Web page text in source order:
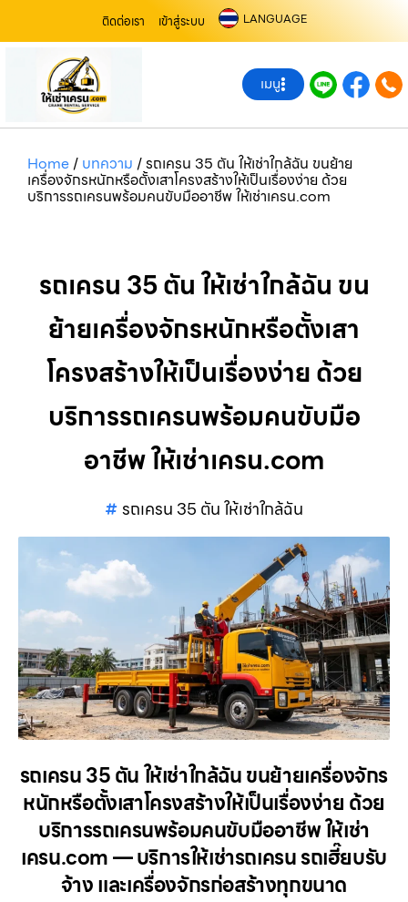
ติดต่อเรา เข้าสู่ระบบ LANGUAGE
เมนู
Home/ บทความ /รถเครน 35 ตัน ให้เช่าใกล้ฉัน ขนย้าย
เครื่องจักรหนักหรือตั้งเสาโครงสร้างให้เป็นเรื่องง่าย ด้วย
บริการรถเครนพร้อมคนขับมืออาชีพ ให้เช่าเครน.com
รถเครน 35 ตัน ให้เช่าใกล้ฉัน ขน
ย้ายเครื่องจักรหนักหรือตั้งเสา
โครงสร้างให้เป็นเรื่องง่าย ด้วย
บริการรถเครนพร้อมคนขับมือ
อาชีพ ให้เช่าเครน.com
รถเครน 35 ตัน ให้เช่าใกล้ฉัน
รถเครน 35 ตัน ให้เช่าใกล้ฉัน ขนย้ายเครื่องจักร
หนักหรือตั้งเสาโครงสร้างให้เป็นเรื่องง่าย ด้วย
บริการรถเครนพร้อมคนขับมืออาชีพ ให้เช่า
เครน.com — บริการให้เช่ารถเครน รถเฮี๊ยบรับ
จ้าง และเครื่องจักรก่อสร้างทุกขนาด